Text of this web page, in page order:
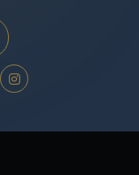
Instagram